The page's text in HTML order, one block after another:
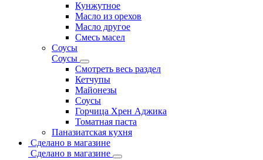
Кунжутное
Масло из орехов
Масло другое
Смесь масел
Соусы
Соусы
Смотреть весь раздел
Кетчупы
Майонезы
Соусы
Горчица Хрен Аджика
Томатная паста
Паназиатская кухня
Сделано в магазине
Сделано в магазине